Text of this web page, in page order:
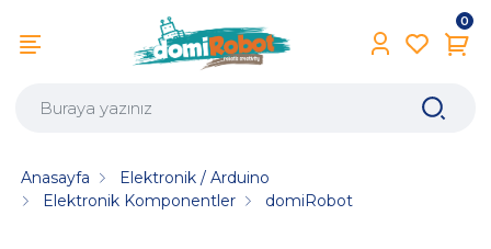
0
Anasayfa
Elektronik / Arduino
Elektronik Komponentler
domiRobot